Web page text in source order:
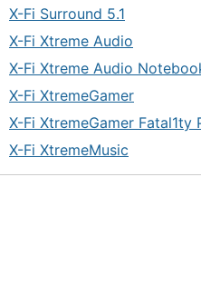
X-Fi Surround 5.1
X-Fi Xtreme Audio
X-Fi Xtreme Audio
X-Fi XtremeGamer
X-Fi XtremeGamer Fatal1ty
X-Fi XtremeMusic